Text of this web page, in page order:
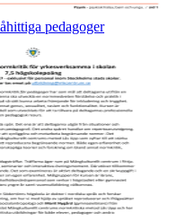
pedagoger